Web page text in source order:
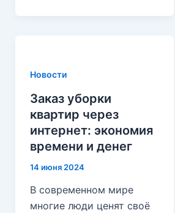
Новости
Заказ уборки
квартир через
интернет: экономия
времени и денег
14 июня 2024
В современном мире
многие люди ценят своё